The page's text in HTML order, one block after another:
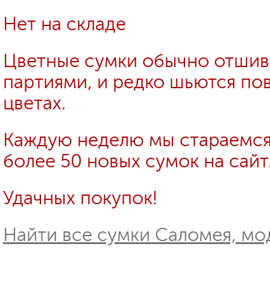
Нет на складе
Цветные сумки обычно
партиями, и редко шьются
цветах.
Каждую неделю мы
более 50 новых сумок на
Удачных покупок!
Найти все сумки Саломея,